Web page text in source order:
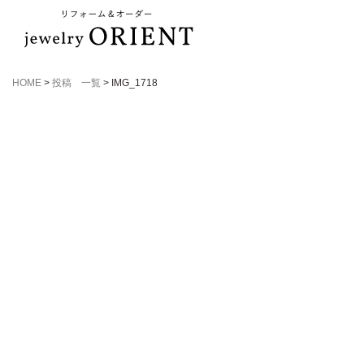
HOME > 投稿 一覧 > IMG_1718